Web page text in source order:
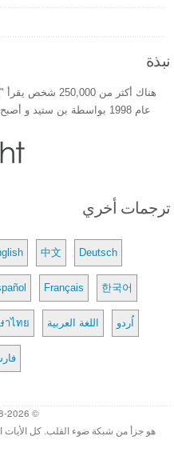
نبذة
هناك أكثر من
عام 1998 بواسطة بن ستيد و أصبح جزأ من شبكة Heartlight فى عام 2000
ترجمات أخري
中文 Deutsch
Français 한국어
าไทย اللغة العربية اُردو
© 1998-2026 Heartlight, Inc. Verseoftheday.com
هو جزأ من شبكة ضوء القلب. كل الأيات